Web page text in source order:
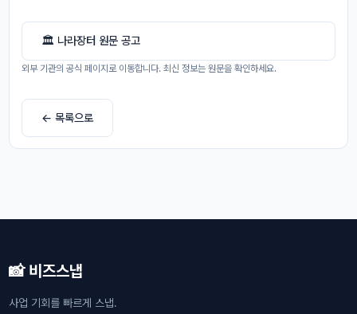
🏛 나라장터 원문 공고
외부 기관의 공식 페이지로 이동합니다. 최신 정보는 원문을 확인하세요.
← 목록으로
📸 비즈스냅
사업 기회를 빠르게 스냅.